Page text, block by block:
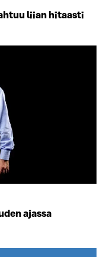
liian hitaasti
ajassa